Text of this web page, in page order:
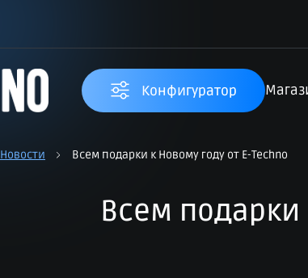
Конфигуратор
Новости Всем подарки к Новому году от E-Techno
Всем подарки